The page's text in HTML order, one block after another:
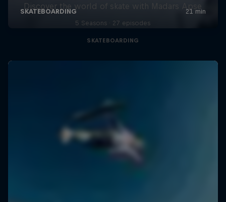
Discover the world of skate with Madars Apse
5 Seasons · 27 episodes
SKATEBOARDING